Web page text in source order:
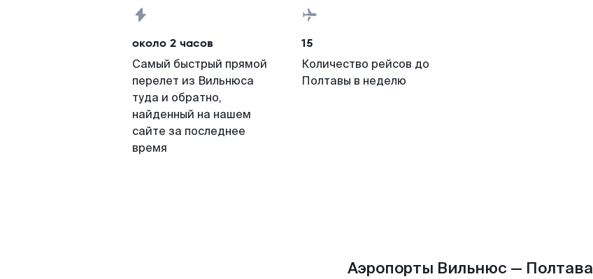
около 2 часов
Самый быстрый прямой
перелет из Вильнюса
туда и обратно,
найденный на нашем
сайте за последнее
время
15
Количество рейсов до
Полтавы в неделю
Аэропорты Вильнюс — Полтава